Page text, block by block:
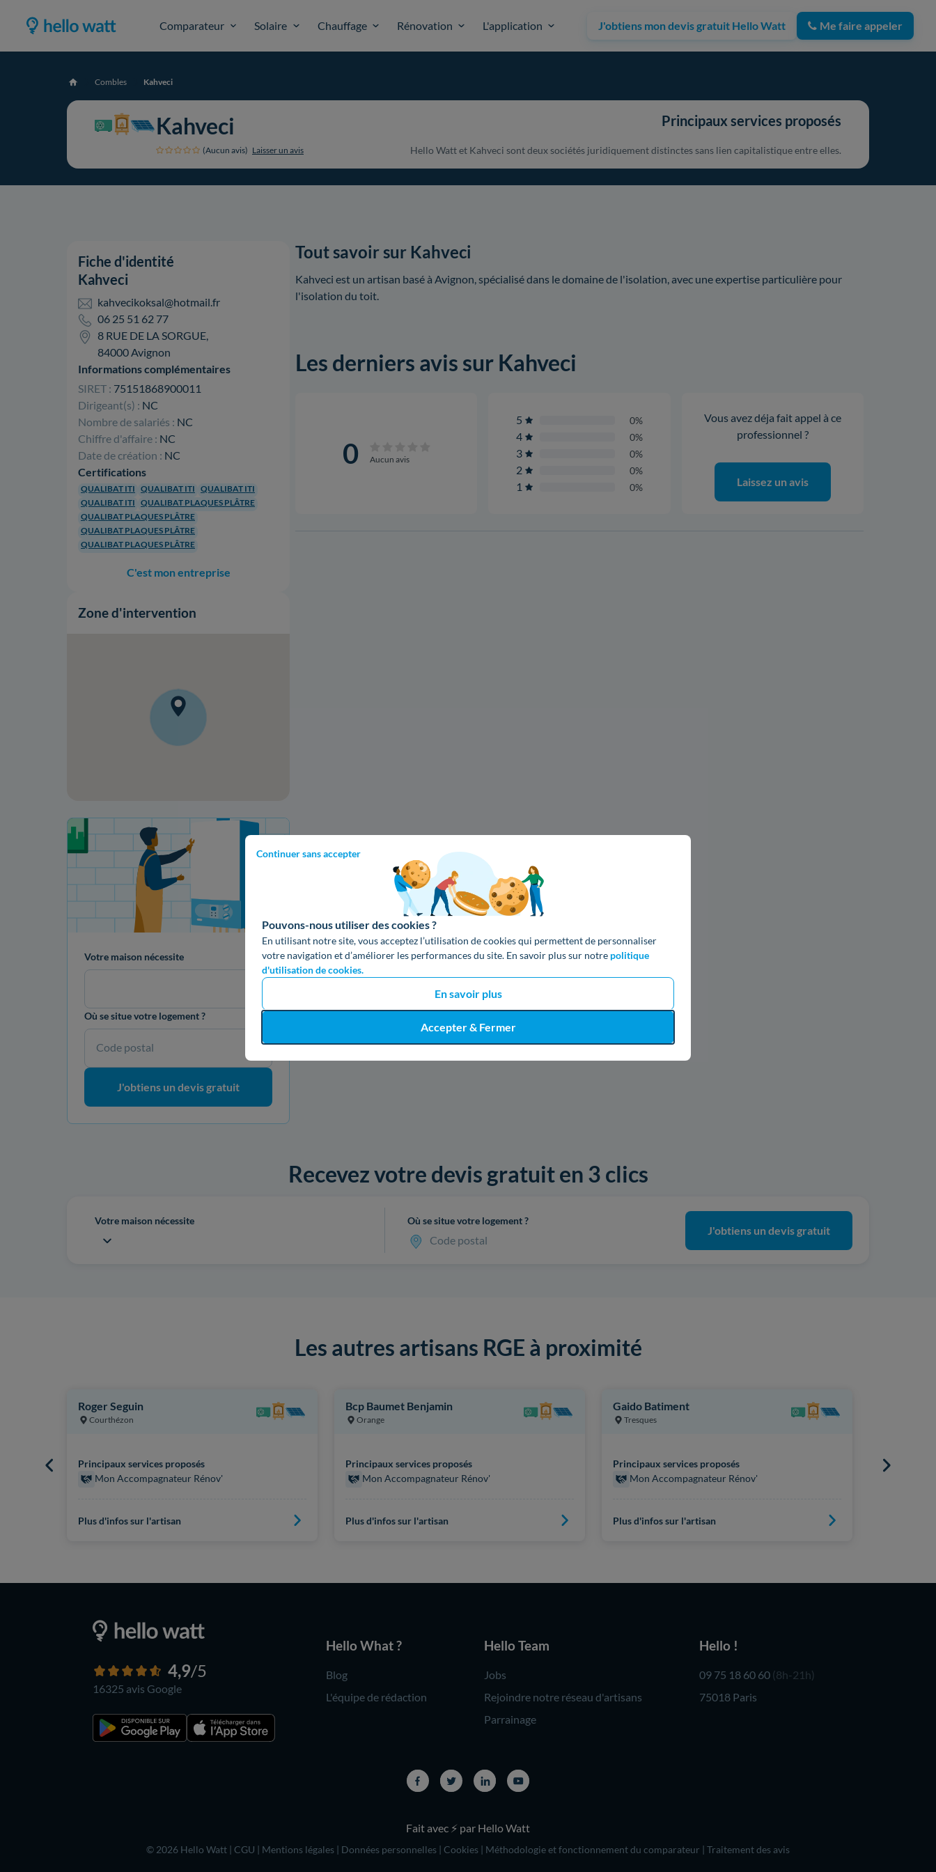
Comparateur Solaire Chauffage Rénovation L'application J'obtiens mon devis gratuit Hello Watt Me faire appeler
Continuer sans accepter
Pouvons-nous utiliser des cookies ?
En utilisant notre site, vous acceptez l’utilisation de cookies qui permettent de personnaliser
votre navigation et d’améliorer les performances du site. En savoir plus sur notre politique
d'utilisation de cookies.
En savoir plus
Accepter & Fermer
Accueil Combles Kahveci
Kahveci
(Aucun avis) Laisser un avis
Principaux services proposés
Hello Watt et Kahveci sont deux sociétés juridiquement distinctes sans lien capitalistique entre elles.
Fiche d'identité
Kahveci
kahvecikoksal@hotmail.fr
06 25 51 62 77
8 RUE DE LA SORGUE,
84000 Avignon
Informations complémentaires
SIRET : 75151868900011
Dirigeant(s) : NC
Nombre de salariés : NC
Chiffre d'affaire : NC
Date de création : NC
Certifications
QUALIBAT ITI QUALIBAT ITI QUALIBAT ITI
QUALIBAT ITI QUALIBAT PLAQUES PLÂTRE
QUALIBAT PLAQUES PLÂTRE
QUALIBAT PLAQUES PLÂTRE
QUALIBAT PLAQUES PLÂTRE
C'est mon entreprise
Zone d'intervention
Votre projet de rénovation
Votre maison nécessite
Où se situe votre logement ?
Code postal
J'obtiens un devis gratuit
Tout savoir sur Kahveci
Kahveci est un artisan basé à Avignon, spécialisé dans le domaine de l'isolation, avec une expertise particulière pour
l'isolation du toit.
Les derniers avis sur Kahveci
0 Aucun avis
5 0%
4 0%
3 0%
2 0%
1 0%
Vous avez déja fait appel à ce
professionnel ?
Laissez un avis
Recevez votre devis gratuit en 3 clics
Votre maison nécessite Où se situe votre logement ?
Code postal
J'obtiens un devis gratuit
Les autres artisans RGE à proximité
Roger Seguin
Courthézon
Principaux services proposés
Mon Accompagnateur Rénov'
Plus d'infos sur l'artisan
Bcp Baumet Benjamin
Orange
Principaux services proposés
Mon Accompagnateur Rénov'
Plus d'infos sur l'artisan
Gaido Batiment
Tresques
Principaux services proposés
Mon Accompagnateur Rénov'
Plus d'infos sur l'artisan
Principaux
4,9/5
16325 avis Google
Hello What ?
Blog
L'équipe de rédaction
Hello Team
Jobs
Rejoindre notre réseau d'artisans
Parrainage
Hello !
09 75 18 60 60 (8h-21h)
75018 Paris
Fait avec ⚡ par Hello Watt
© 2026 Hello Watt | CGU | Mentions légales | Données personnelles | Cookies | Méthodologie et fonctionnement du comparateur | Traitement des avis